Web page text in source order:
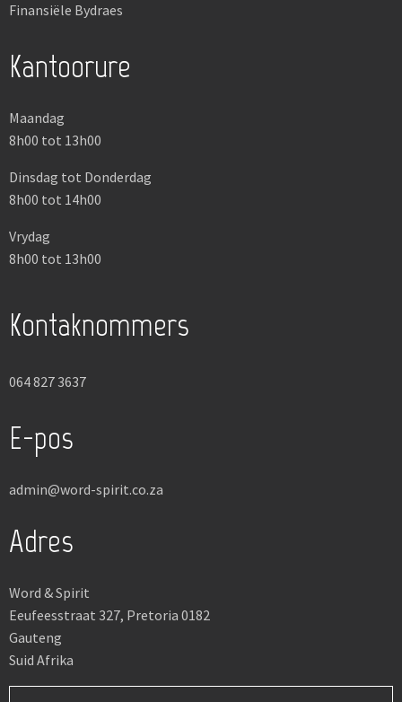
Finansiële Bydraes
Kantoorure
Maandag
8h00 tot 13h00
Dinsdag tot Donderdag
8h00 tot 14h00
Vrydag
8h00 tot 13h00
Kontaknommers
064 827 3637
E-pos
admin@word-spirit.co.za
Adres
Word & Spirit
Eeufeesstraat 327, Pretoria 0182
Gauteng
Suid Afrika